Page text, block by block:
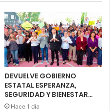
DEVUELVE GOBIERNO
ESTATAL ESPERANZA,
SEGURIDAD Y BIENESTAR…
Hace 1 día